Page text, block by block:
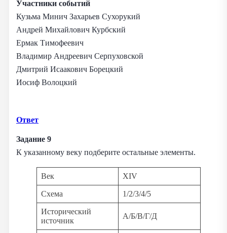
Участники событий
Кузьма Минич Захарьев Сухорукий
Андрей Михайлович Курбский
Ермак Тимофеевич
Владимир Андреевич Серпуховской
Дмитрий Исаакович Борецкий
Иосиф Волоцкий
Ответ
Задание 9
К указанному веку подберите остальные элементы.
Век XIV
Схема 1/2/3/4/5
Исторический
источник
А/Б/В/Г/Д